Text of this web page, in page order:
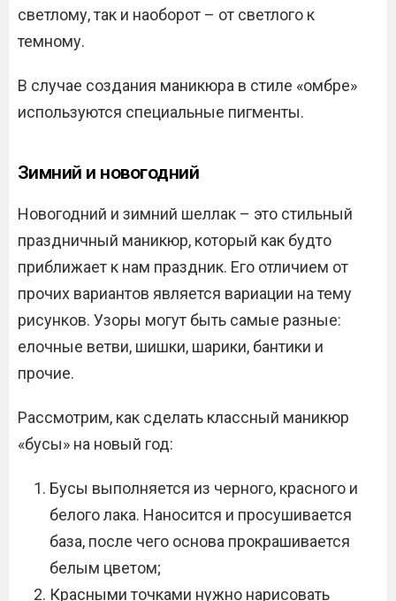
светлому, так и наоборот – от светлого к
темному.
В случае создания маникюра в стиле «омбре»
используются специальные пигменты.
Зимний и новогодний
Новогодний и зимний шеллак – это стильный
праздничный маникюр, который как будто
приближает к нам праздник. Его отличием от
прочих вариантов является вариации на тему
рисунков. Узоры могут быть самые разные:
елочные ветви, шишки, шарики, бантики и
прочие.
Рассмотрим, как сделать классный маникюр
«бусы» на новый год:
Бусы выполняется из черного, красного и
белого лака. Наносится и просушивается
база, после чего основа прокрашивается
белым цветом;
Красными точками нужно нарисовать